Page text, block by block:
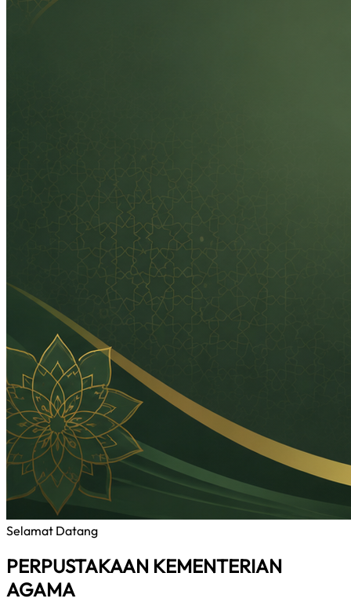
Selamat Datang
PERPUSTAKAAN KEMENTERIAN
AGAMA